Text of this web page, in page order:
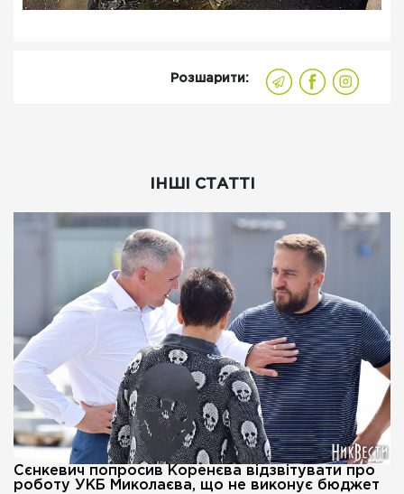
Розшарити:
ІНШІ СТАТТІ
Сєнкевич попросив Коренєва відзвітувати про
роботу УКБ Миколаєва, що не виконує бюджет